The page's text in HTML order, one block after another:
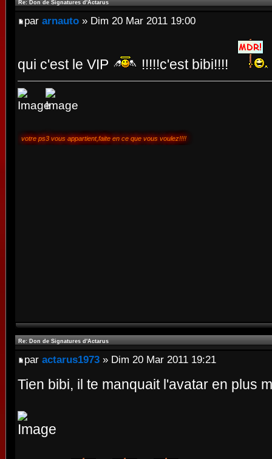
Re: Don de Signatures d'Actarus
par arnauto » Dim 20 Mar 2011 19:00
qui c'est le VIP !!!!!c'est bibi!!!!
votre ps3 vous appartient,faite en ce que vous voulez!!!!
Re: Don de Signatures d'Actarus
par actarus1973 » Dim 20 Mar 2011 19:21
Tien bibi, il te manquait l'avatar en plus